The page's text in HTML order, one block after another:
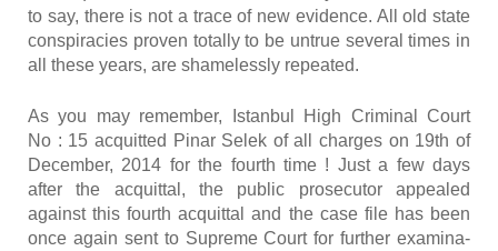
to say, there is not a trace of new evi­dence. All old state
conspi­ra­cies pro­ven total­ly to be untrue seve­ral times in
all these years, are sha­me­less­ly repea­ted.
As you may remem­ber, Istan­bul High Cri­mi­nal Court
No : 15 acquit­ted Pinar Selek of all charges on 19th of
Decem­ber, 2014 for the fourth time ! Just a few days
after the acquit­tal, the public pro­se­cu­tor appea­led
against this fourth acquit­tal and the case file has been
once again sent to Supreme Court for fur­ther exa­mi­na­